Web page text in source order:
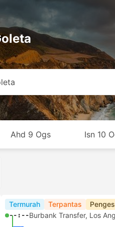
Ahd 9 Ogs Isn 10
Termurah Terpantas
--:--Burbank Transfer, Los